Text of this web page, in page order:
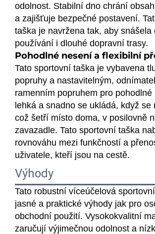
odolnost. Stabilní dno chrání
a zajišťuje bezpečné postavení.
taška je navržena tak, aby snášela
používání i dlouhé dopravní trasy.
Pohodlné nesení a flexibilní
Tato sportovní taška je vybavena
popruhy a nastavitelným,
ramenním popruhem pro pohodlné
lehká a snadno se ukládá, když se
což šetří místo doma, v posilovně
zavazadle. Tato sportovní taška
rovnováhu mezi funkčností a
uživatele, kteří jsou na cestě.
Výhody
Tato robustní víceúčelová
jasné a praktické výhody jak pro
obchodní použití. Vysokokvalitní
zaručují výjimečnou odolnost a